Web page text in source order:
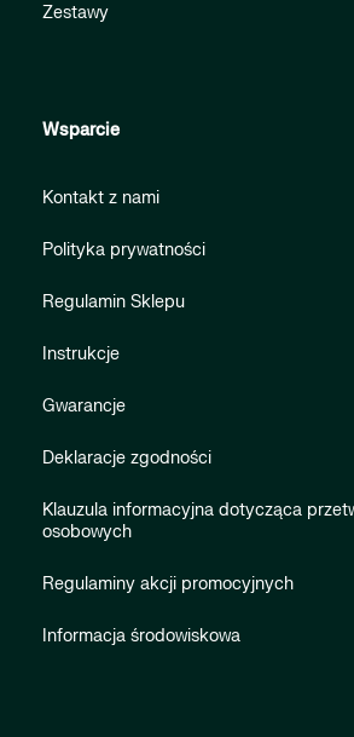
Zestawy
Wsparcie
Kontakt z nami
Polityka prywatności
Regulamin Sklepu
Instrukcje
Gwarancje
Deklaracje zgodności
Klauzula informacyjna dotycząca
osobowych
Regulaminy akcji promocyjnych
Informacja środowiskowa